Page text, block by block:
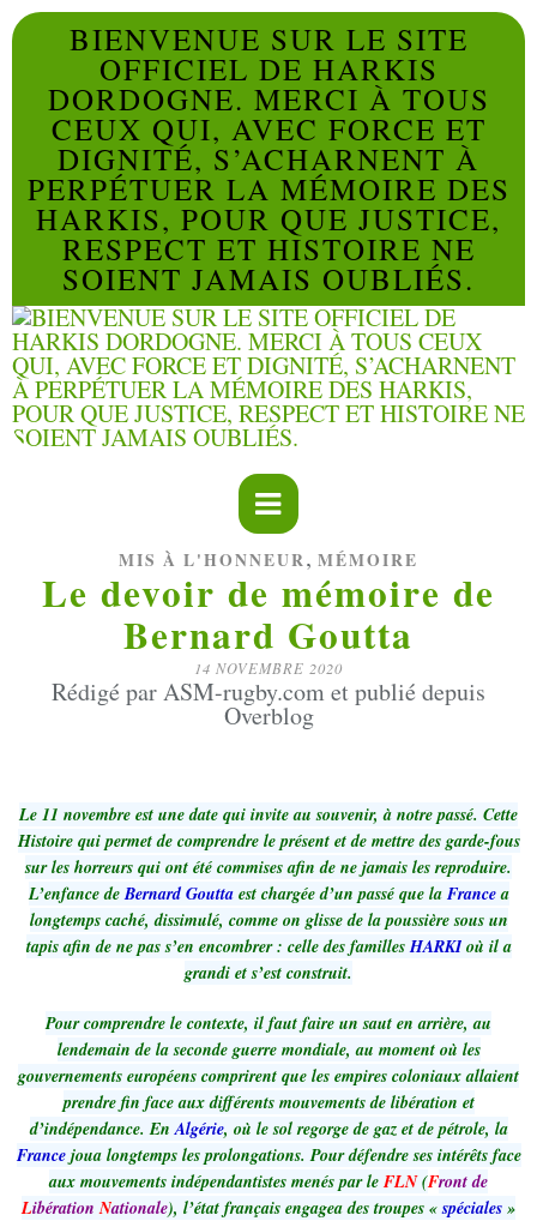
BIENVENUE SUR LE SITE
OFFICIEL DE HARKIS
DORDOGNE. MERCI À TOUS
CEUX QUI, AVEC FORCE ET
DIGNITÉ, S’ACHARNENT À
PERPÉTUER LA MÉMOIRE DES
HARKIS, POUR QUE JUSTICE,
RESPECT ET HISTOIRE NE
SOIENT JAMAIS OUBLIÉS.
MIS À L'HONNEUR, MÉMOIRE
Le devoir de mémoire de
Bernard Goutta
14 NOVEMBRE 2020
Rédigé par ASM-rugby.com et publié depuis
Overblog
Le 11 novembre est une date qui invite au souvenir, à notre passé. Cette
Histoire qui permet de comprendre le présent et de mettre des garde-fous
sur les horreurs qui ont été commises afin de ne jamais les reproduire.
L’enfance deBernard Goutta est chargée d’un passé que laFrancea
longtemps caché, dissimulé, comme on glisse de la poussière sous un
tapis afin de ne pas s’en encombrer : celle des famillesHARKIoù il a
grandi et s’est construit.
Pour comprendre le contexte, il faut faire un saut en arrière, au
lendemain de la seconde guerre mondiale, au moment où les
gouvernements européens comprirent que les empires coloniaux allaient
prendre fin face aux différents mouvements de libération et
d’indépendance. EnAlgérie, où le sol regorge de gaz et de pétrole, la
Francejoua longtemps les prolongations. Pour défendre ses intérêts face
aux mouvements indépendantistes menés par le FLN(Front de
LibérationNationale), l’état français engagea des troupes «spéciales »